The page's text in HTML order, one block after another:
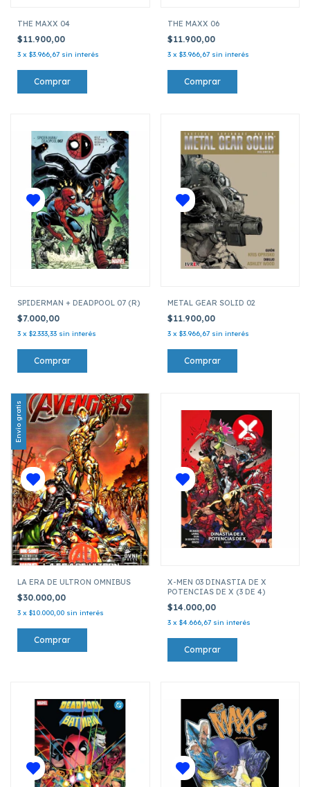
THE MAXX 04
$11.900,00
3 x $3.966,67 sin interés
THE MAXX 06
$11.900,00
3 x $3.966,67 sin interés
SPIDERMAN + DEADPOOL 07 (R)
$7.000,00
3 x $2.333,33 sin interés
METAL GEAR SOLID 02
$11.900,00
3 x $3.966,67 sin interés
Envío gratis
LA ERA DE ULTRON OMNIBUS
$30.000,00
3 x $10.000,00 sin interés
X-MEN 03 DINASTIA DE X
POTENCIAS DE X (3 DE 4)
$14.000,00
3 x $4.666,67 sin interés